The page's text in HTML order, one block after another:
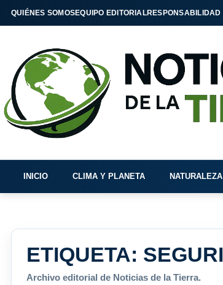
QUIÉNES SOMOSEQUIPO EDITORIALRESPONSABILIDAD
INICIO CLIMA Y PLANETA
ETIQUETA:
Archivo editorial de Noticias de la Tierra.